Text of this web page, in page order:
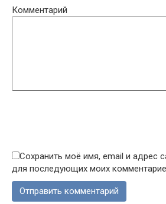
Комментарий
Сохранить моё имя, email и адрес
для последующих моих